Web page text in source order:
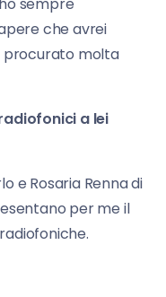
che avrei
procurato molta
a lei
e Rosaria Renna di
per me il